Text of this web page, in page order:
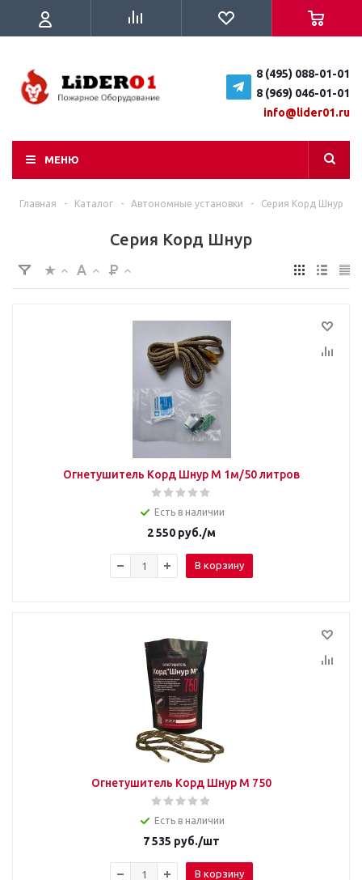
8 (495) 088-01-01
8 (969) 046-01-01
info@lider01.ru
МЕНЮ
Главная - Каталог - Автономные установки - Серия Корд Шнур
Серия Корд Шнур
Огнетушитель Корд Шнур М 1м/50 литров
Есть в наличии
2 550 руб./м
В корзину
Огнетушитель Корд Шнур М 750
Есть в наличии
7 535 руб./шт
В корзину